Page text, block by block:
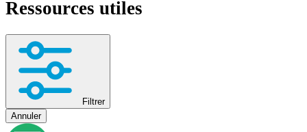
Ressources utiles
Filtrer
Annuler